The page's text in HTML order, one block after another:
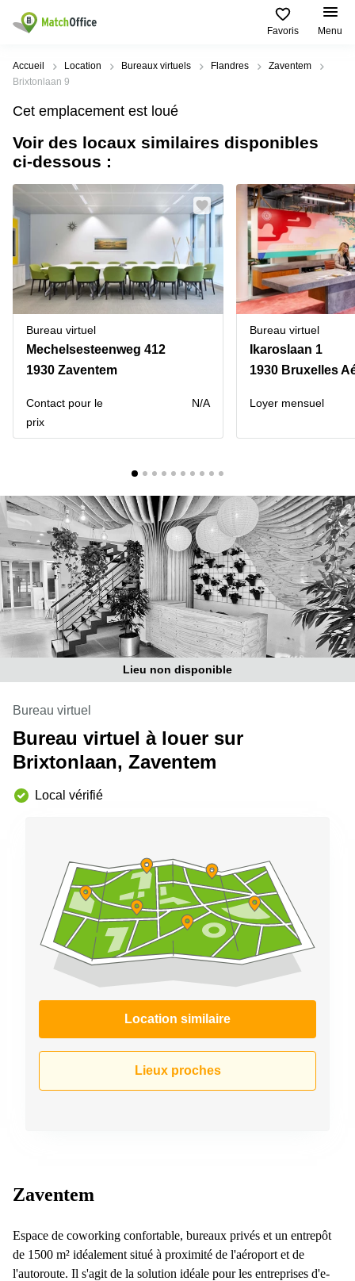
Favoris Menu
Rechercher / publier
Types
d'espaces
Bureaux
d’affaires
Coworking
Salles
de
réunion
Bureau
virtuel
Villes
Populaires
Alost
Anvers
Bruxelles
Bruxelles
Aeroport
Gand
Hasselt
la
Neuve
Wallonie
Recherches
populaires
Bureau
a louer
Bureau à
Bruxelles
Bureau
a louer
Gand
Bureau
à louer
Liège
Centre
Anvers
Centre
d'affaires
Ville de
Bruxelles
Coworking
Ixelles
Coworking
Namur
Coworking
Tournai
Bruxelles
Aide
Qui sommes-nous?
Publier un bureau
Prix
Connexion
Choisissez une langue
flamand
Accueil Location Bureaux virtuels Flandres
Zaventem
Brixtonlaan 9
Cet emplacement est loué
Voir des locaux similaires disponibles
ci-dessous :
Bureau virtuel
Mechelsesteenweg 412
1930 Zaventem
Contact pour le
prix
N/A
Bureau virtuel
Ikaroslaan 1
1930 Bruxelles
Loyer mensuel
Lieu non disponible
Bureau virtuel
Bureau virtuel à louer sur
Brixtonlaan, Zaventem
Local vérifié
Location similaire
Lieux proches
Zaventem
Espace de coworking confortable, bureaux privés et un entrepôt
de 1500 m² idéalement situé à proximité de l'aéroport et de
l'autoroute. Il s'agit de la solution idéale pour les entreprises d'e-